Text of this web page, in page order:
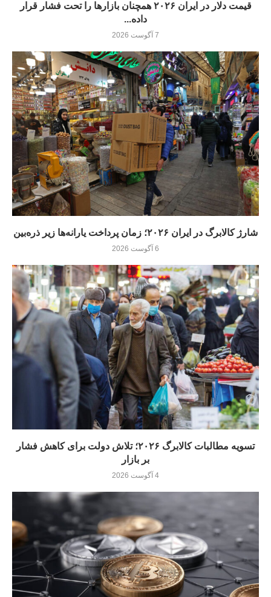
قیمت دلار در ایران ۲۰۲۶ همچنان بازارها را تحت فشار قرار
داده...
7 آگوست 2026
شارژ کالابرگ در ایران ۲۰۲۶؛ زمان پرداخت یارانه‌ها زیر ذره‌بین
6 آگوست 2026
تسویه مطالبات کالابرگ ۲۰۲۶؛ تلاش دولت برای کاهش فشار
بر بازار
4 آگوست 2026